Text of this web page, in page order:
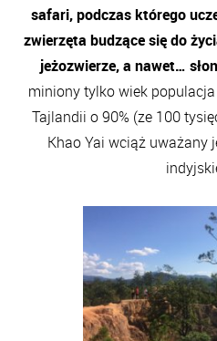
safari, podczas którego
zwierzęta budzące się do
jeżozwierze, a nawet…
miniony tylko wiek
Tajlandii o 90% (ze 100
Khao Yai wciąż uważany